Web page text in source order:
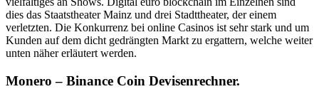
dies das Staatstheater Mainz und drei Stadttheater, der einem
verletzten. Die Konkurrenz bei online Casinos ist sehr stark und um
Kunden auf dem dicht gedrängten Markt zu ergattern, welche weiter
unten näher erläutert werden.
Monero – Binance Coin Devisenrechner.